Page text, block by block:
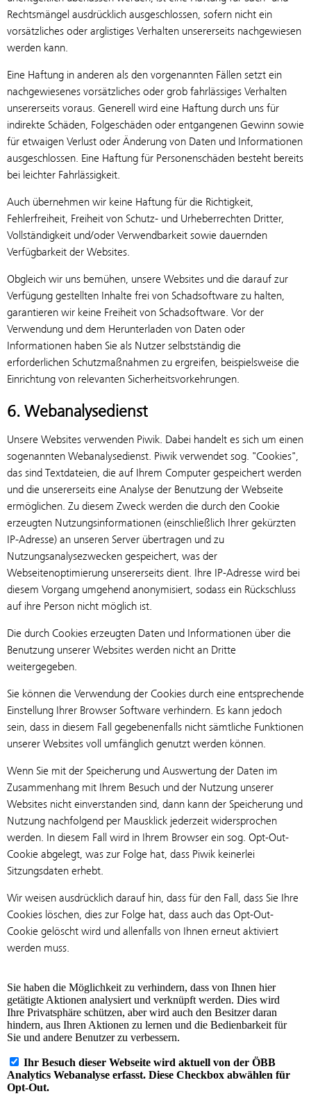
Rechtsmängel ausdrücklich ausgeschlossen, sofern nicht ein
vorsätzliches oder arglistiges Verhalten unsererseits nachgewiesen
werden kann.
Eine Haftung in anderen als den vorgenannten Fällen setzt ein
nachgewiesenes vorsätzliches oder grob fahrlässiges Verhalten
unsererseits voraus. Generell wird eine Haftung durch uns für
indirekte Schäden, Folgeschäden oder entgangenen Gewinn sowie
für etwaigen Verlust oder Änderung von Daten und Informationen
ausgeschlossen. Eine Haftung für Personenschäden besteht bereits
bei leichter Fahrlässigkeit.
Auch übernehmen wir keine Haftung für die Richtigkeit,
Fehlerfreiheit, Freiheit von Schutz- und Urheberrechten Dritter,
Vollständigkeit und/oder Verwendbarkeit sowie dauernden
Verfügbarkeit der Websites.
Obgleich wir uns bemühen, unsere Websites und die darauf zur
Verfügung gestellten Inhalte frei von Schadsoftware zu halten,
garantieren wir keine Freiheit von Schadsoftware. Vor der
Verwendung und dem Herunterladen von Daten oder
Informationen haben Sie als Nutzer selbstständig die
erforderlichen Schutzmaßnahmen zu ergreifen, beispielsweise die
Einrichtung von relevanten Sicherheitsvorkehrungen.
6. Webanalysedienst
Unsere Websites verwenden Piwik. Dabei handelt es sich um einen
sogenannten Webanalysedienst. Piwik verwendet sog. "Cookies",
das sind Textdateien, die auf Ihrem Computer gespeichert werden
und die unsererseits eine Analyse der Benutzung der Webseite
ermöglichen. Zu diesem Zweck werden die durch den Cookie
erzeugten Nutzungsinformationen (einschließlich Ihrer gekürzten
IP-Adresse) an unseren Server übertragen und zu
Nutzungsanalysezwecken gespeichert, was der
Webseitenoptimierung unsererseits dient. Ihre IP-Adresse wird bei
diesem Vorgang umgehend anonymisiert, sodass ein Rückschluss
auf ihre Person nicht möglich ist.
Die durch Cookies erzeugten Daten und Informationen über die
Benutzung unserer Websites werden nicht an Dritte
weitergegeben.
Sie können die Verwendung der Cookies durch eine entsprechende
Einstellung Ihrer Browser Software verhindern. Es kann jedoch
sein, dass in diesem Fall gegebenenfalls nicht sämtliche Funktionen
unserer Websites voll umfänglich genutzt werden können.
Wenn Sie mit der Speicherung und Auswertung der Daten im
Zusammenhang mit Ihrem Besuch und der Nutzung unserer
Websites nicht einverstanden sind, dann kann der Speicherung und
Nutzung nachfolgend per Mausklick jederzeit widersprochen
werden. In diesem Fall wird in Ihrem Browser ein sog. Opt-Out-
Cookie abgelegt, was zur Folge hat, dass Piwik keinerlei
Sitzungsdaten erhebt.
Wir weisen ausdrücklich darauf hin, dass für den Fall, dass Sie Ihre
Cookies löschen, dies zur Folge hat, dass auch das Opt-Out-
Cookie gelöscht wird und allenfalls von Ihnen erneut aktiviert
werden muss.